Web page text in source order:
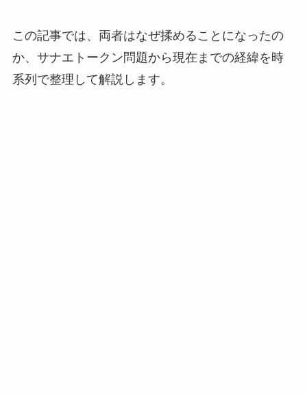
この記事では、両者はなぜ揉めることになったの
か、サナエトークン問題から現在までの経緯を時
系列で整理して解説します。